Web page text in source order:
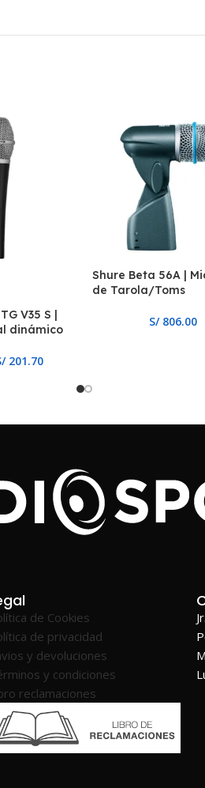
V35 S |
dinámico
201.70
Shure Beta 56A |
de Tarola/Toms
S/806.00
de Cookies
de privacidad
y devoluciones
y condiciones
reclamaciones